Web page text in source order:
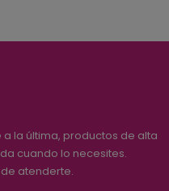
la última, productos de alta
cuando lo necesites.
atenderte.